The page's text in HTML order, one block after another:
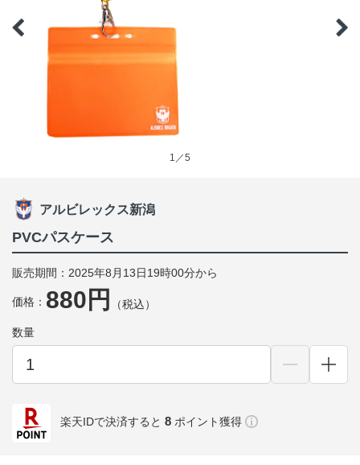
1／5
アルビレックス新潟
PVCパスケース
販売期間：2025年8月13日19時00分から
価格： 880円 （税込）
数量
楽天IDで決済すると 8 ポイント獲得